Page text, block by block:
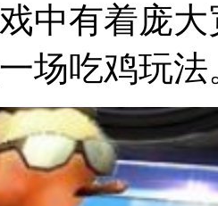
中有着庞
场吃鸡玩法